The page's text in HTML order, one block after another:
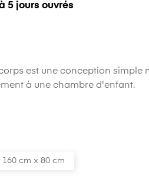
5 jours ouvrés
est une conception simple
à une chambre d'enfant.
160 cm x 80 cm